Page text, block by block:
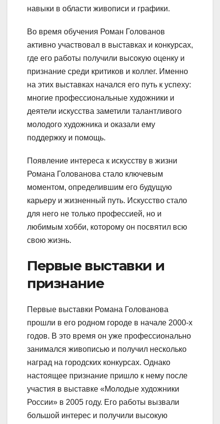
навыки в области живописи и графики.
Во время обучения Роман Голованов
активно участвовал в выставках и конкурсах,
где его работы получили высокую оценку и
признание среди критиков и коллег. Именно
на этих выставках начался его путь к успеху:
многие профессиональные художники и
деятели искусства заметили талантливого
молодого художника и оказали ему
поддержку и помощь.
Появление интереса к искусству в жизни
Романа Голованова стало ключевым
моментом, определившим его будущую
карьеру и жизненный путь. Искусство стало
для него не только профессией, но и
любимым хобби, которому он посвятил всю
свою жизнь.
Первые выставки и
признание
Первые выставки Романа Голованова
прошли в его родном городе в начале 2000-х
годов. В это время он уже профессионально
занимался живописью и получил несколько
наград на городских конкурсах. Однако
настоящее признание пришло к нему после
участия в выставке «Молодые художники
России» в 2005 году. Его работы вызвали
большой интерес и получили высокую